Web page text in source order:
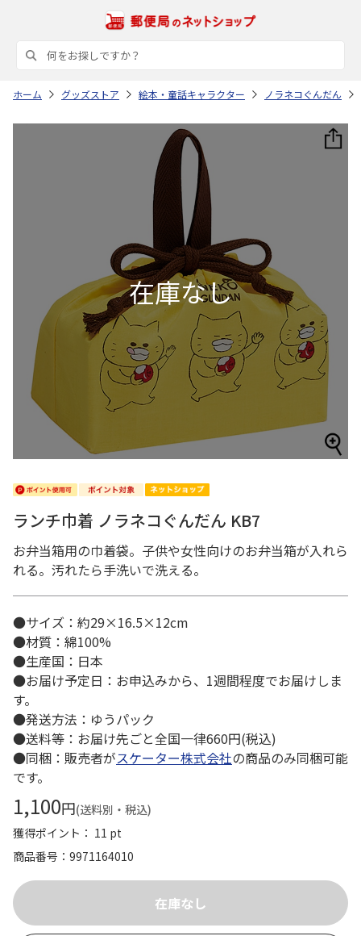
ホーム グッズストア 絵本・童話キャラクター ノラネコぐんだん
ランチ巾着 ノラネコぐんだん KB7
お弁当箱用の巾着袋。子供や女性向けのお弁当箱が入れら
れる。汚れたら手洗いで洗える。
●サイズ：約29×16.5×12cm
●材質：綿100%
●生産国：日本
●お届け予定日：お申込みから、1週間程度でお届けしま
す。
●発送方法：ゆうパック
●送料等：お届け先ごと全国一律660円(税込)
●同梱：販売者がスケーター株式会社の商品のみ同梱可能
です。
1,100円(送料別・税込)
獲得ポイント： 11 pt
商品番号
9971164010